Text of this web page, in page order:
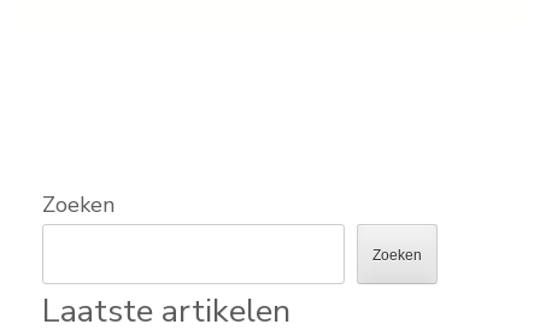
Zoeken
Zoeken
Laatste artikelen